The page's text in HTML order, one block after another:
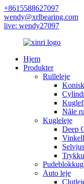
+8615588627097
wendy@xrlbearing.com
live: wendy27097
Hjem
Produkter
Rulleleje
Nåle
Kugleleje
Deep
Auto leje